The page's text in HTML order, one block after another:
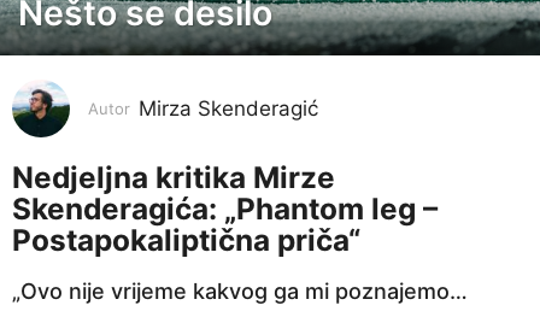
4
g
d
n
e
p
i
Nešto se desilo
Autor Mirza Skenderagić
Nedjeljna kritika Mirze
Skenderagića: „Phantom leg –
Postapokaliptična priča“
„Ovo nije vrijeme kakvog ga mi poznajemo…